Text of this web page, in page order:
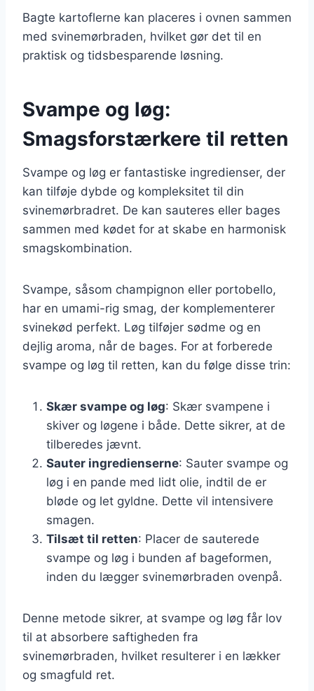
Bagte kartoflerne kan placeres i ovnen sammen
med svinemørbraden, hvilket gør det til en
praktisk og tidsbesparende løsning.
Svampe og løg:
Smagsforstærkere til retten
Svampe og løg er fantastiske ingredienser, der
kan tilføje dybde og kompleksitet til din
svinemørbradret. De kan sauteres eller bages
sammen med kødet for at skabe en harmonisk
smagskombination.
Svampe, såsom champignon eller portobello,
har en umami-rig smag, der komplementerer
svinekød perfekt. Løg tilføjer sødme og en
dejlig aroma, når de bages. For at forberede
svampe og løg til retten, kan du følge disse trin:
Skær svampe og løg: Skær svampene i
skiver og løgene i både. Dette sikrer, at de
tilberedes jævnt.
Sauter ingredienserne: Sauter svampe og
løg i en pande med lidt olie, indtil de er
bløde og let gyldne. Dette vil intensivere
smagen.
Tilsæt til retten: Placer de sauterede
svampe og løg i bunden af bageformen,
inden du lægger svinemørbraden ovenpå.
Denne metode sikrer, at svampe og løg får lov
til at absorbere saftigheden fra
svinemørbraden, hvilket resulterer i en lækker
og smagfuld ret.